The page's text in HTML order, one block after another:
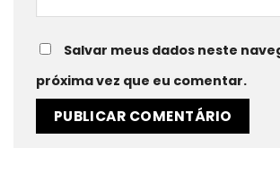
Salvar meus dados neste
próxima vez que eu comentar.